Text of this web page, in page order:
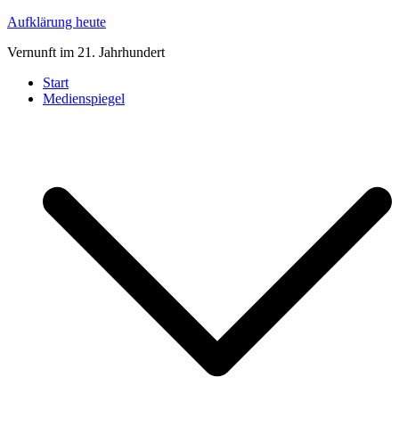
Zum
springen
Aufklärung heute
Vernunft im 21. Jahrhundert
Start
Medienspiegel